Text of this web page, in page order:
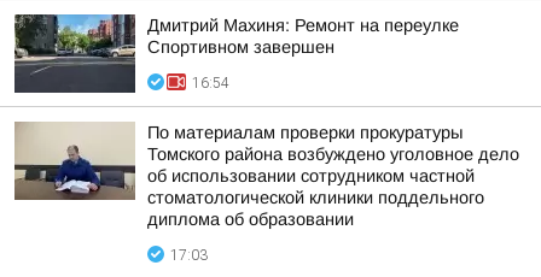
Дмитрий Махиня: Ремонт на переулке
Спортивном завершен
16:54
По материалам проверки прокуратуры
Томского района возбуждено уголовное дело
об использовании сотрудником частной
стоматологической клиники поддельного
диплома об образовании
17:03